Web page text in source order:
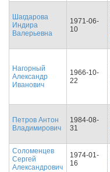
Шагдарова
Индира
Валерьевна
1971-06-
10
Нагорный
Александр
Иванович
1966-10-
22
Петров Антон
Владимирович
1984-08-
31
Соломенцев
Сергей
Александрович
1974-01-
16